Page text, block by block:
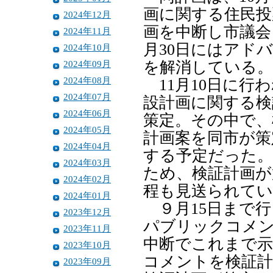
2024年12月
2024年11月
2024年10月
2024年09月
2024年08月
2024年07月
2024年06月
2024年05月
2024年04月
2024年03月
2024年02月
2024年01月
2023年12月
2023年11月
2023年10月
2023年09月
画に関する住民
画を中断し市議
月30日にはアド
を解消している。
11月10日に行
設計画に関する
策定。その中で
計画案を同市が
する予定だった
ため、検証計画
程も見送られて
９月15日まで
パブリックコメ
中断でこれまで
コメントを検証